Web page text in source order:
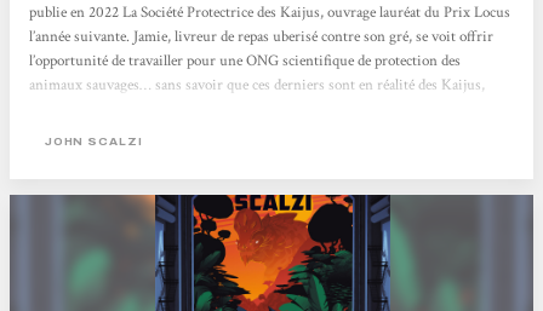
publie en 2022 La Société Protectrice des Kaijus, ouvrage lauréat du Prix Locus
l’année suivante. Jamie, livreur de repas uberisé contre son gré, se voit offrir
l’opportunité de travailler pour une ONG scientifique de protection des
animaux sauvages… sans savoir que ces derniers sont en réalité des Kaijus,
parallèle issue du vaste multivers. L’intention première de l’auteur, affirmée
JOHN SCALZI